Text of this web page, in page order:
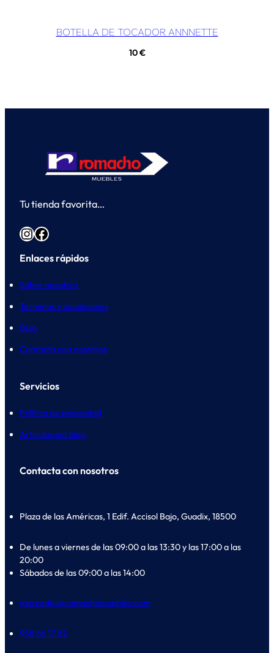
BOTELLA DE TOCADOR ANNNETTE
10€
Tu tienda favorita…
InstagramFacebook
Enlaces rápidos
Sobre nosotros
Términos y condiciones
Blog
Contacta con nosotros
Servicios
Política de privacidad
Artículos del blog
Contacta con nosotros
Plaza de las Américas, 1 Edif. Accisol Bajo, Guadix, 18500
De lunes a viernes de las 09:00 a las 13:30 y las 17:00 a las
20:00
Sábados de las 09:00 a las 14:00
mercedes@romachomuebles.com
958 66 17 82